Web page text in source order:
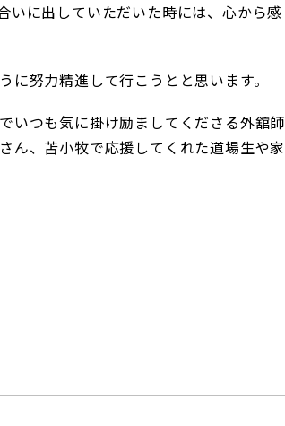
いに出していただいた時には、心から感
努力精進して行こうとと思います。
いつも気に掛け励ましてくださる外舘師
ん、苫小牧で応援してくれた道場生や家